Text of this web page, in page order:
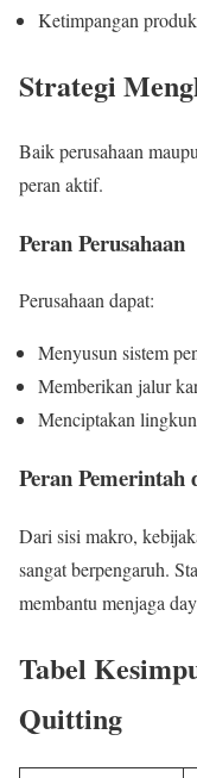
Ketimpangan
Strategi
Baik perusahaan
peran aktif.
Peran Perusahaan
Perusahaan dapat:
Menyusun sistem
Memberikan jalur
Menciptakan
Peran
Dari sisi makro,
sangat berpengaruh.
membantu menjaga
Tabel
Quitting